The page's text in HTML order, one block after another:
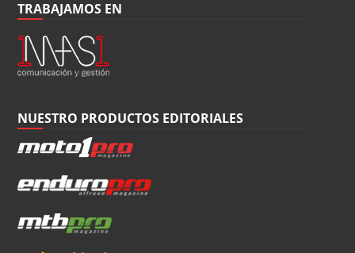
TRABAJAMOS EN
NUESTRO PRODUCTOS EDITORIALES